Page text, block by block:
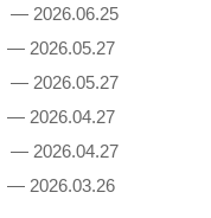
— 2026.06.25
— 2026.05.27
— 2026.05.27
— 2026.04.27
— 2026.04.27
— 2026.03.26